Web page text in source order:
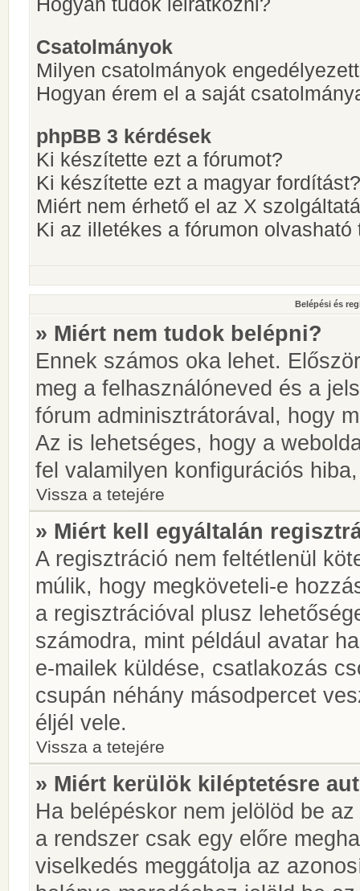
Csatolmányok
Milyen csatolmányok
Hogyan érem el a saját
phpBB 3 kérdések
Ki készítette ezt a fórumot?
Ki készítette ezt a magyar fordítást?
Miért nem érhető el az X
Ki az illetékes a fórumon
Belépési és
» Miért nem tudok belépni?
Ennek számos oka lehet.
meg a felhasználóneved és a
fórum adminisztrátorával, hogy
Az is lehetséges, hogy a
fel valamilyen konfigurációs
Vissza a tetejére
» Miért kell egyáltalán
A regisztráció nem feltétlenül
múlik, hogy megköveteli-e
a regisztrációval plusz
számodra, mint például avatar
e-mailek küldése, csatlakozás
csupán néhány másodpercet
éljél vele.
Vissza a tetejére
» Miért kerülök kiléptetésre
Ha belépéskor nem jelölöd be az
a rendszer csak egy előre
viselkedés meggátolja az